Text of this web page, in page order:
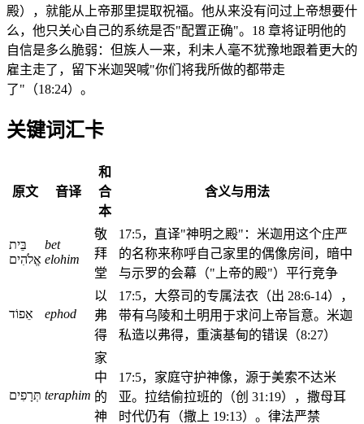
殿），就能从上帝那里提取祝福。他从来没有问过上帝想要什
么，他只关心自己的系统是否"配置正确"。18 章将证明他的
自信是多么脆弱：但族人一来，利未人毫不犹豫地跟着更大的
雇主走了，留下米迦哭喊"你们将我所做的都带走
了"（18:24）。
关键词汇卡
原文 音译
和
合
本
含义与用法
בֵּית
אֱלֹהִים
bet
elohim
敬
拜
堂
17:5，直译"神明之殿"：米迦用这个庄严
的名称来称呼自己家里的偶像房间，暗中
与示罗的会幕（"上帝的殿"）平行竞争
אֵפוֹד ephod
以
弗
得
17:5，大祭司的专属法衣（出 28:6-14），
带有乌陵和土明用于求问上帝旨意。米迦
私造以弗得，重演基甸的错误（8:27）
תְּרָפִים teraphim
家
中
的
神
17:5，家庭守护神像，源于美索不达米
亚。拉结偷拉班的（创 31:19），撒母耳
时代仍有（撒上 19:13）。律法严禁